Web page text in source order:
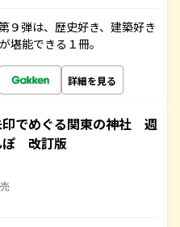
９弾は、歴史好き、建築好き
堪能できる１冊。
詳細を見る
でめぐる関東の神社 週
ぽ 改訂版